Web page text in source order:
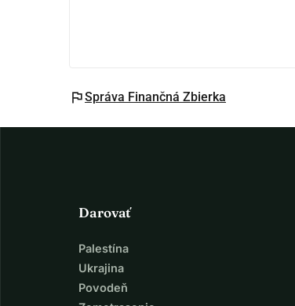
flagSpráva Finančná Zbierka
Darovať
Palestína
Ukrajina
Povodeň